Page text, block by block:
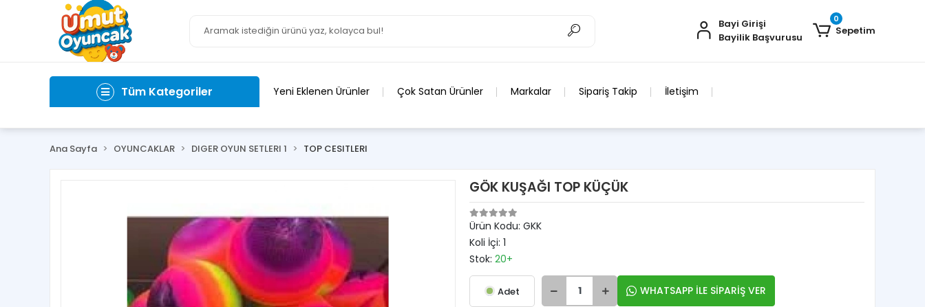
Bayi Girişi
Bayilik Başvurusu
0
Sepetim
Tüm Kategoriler Yeni Eklenen Ürünler Çok Satan Ürünler Markalar Sipariş Takip İletişim
Ana Sayfa OYUNCAKLAR DIGER OYUN SETLERI 1 TOP CESITLERI
GÖK KUŞAĞI TOP KÜÇÜK
Ürün Kodu: GKK
Koli İçi: 1
Stok: 20+
Adet WHATSAPP İLE SİPARİŞ VER